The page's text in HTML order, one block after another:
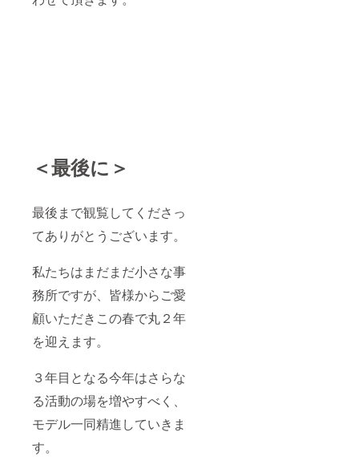
＜最後に＞
最後まで観覧してくださっ
てありがとうございます。
私たちはまだまだ小さな事
務所ですが、皆様からご愛
顧いただきこの春で丸２年
を迎えます。
３年目となる今年はさらな
る活動の場を増やすべく、
モデル一同精進していきま
す。